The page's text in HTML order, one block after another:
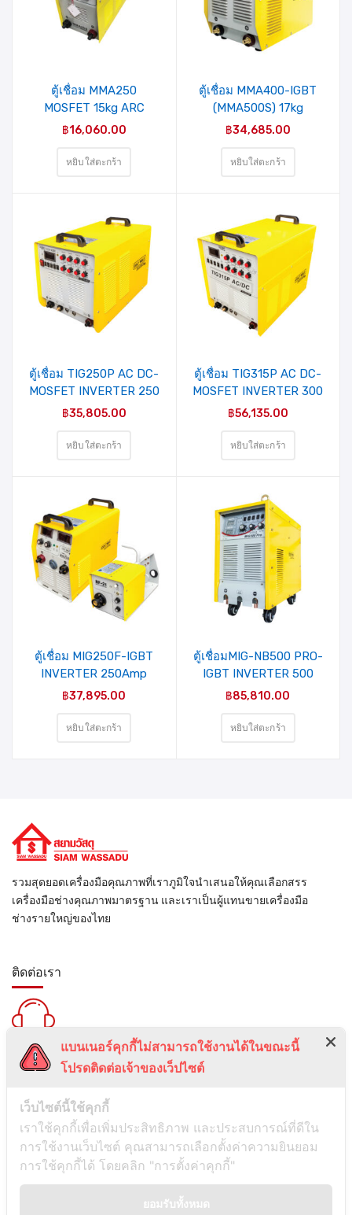
ตู้เชื่อม MMA250
MOSFET 15kg ARC
Welding Inverter 230
(COLT WELD
฿16,060.00
หยิบใส่ตะกร้า
ตู้เชื่อม MMA400-IGBT
(MMA500S) 17kg
INVERTER ARC
Amp (3phase/380V)
฿34,685.00
หยิบใส่ตะกร้า
ตู้เชื่อม TIG250P AC DC-
MOSFET INVERTER 250
Amp (COLT WELD
฿35,805.00
หยิบใส่ตะกร้า
ตู้เชื่อม TIG315P AC DC-
MOSFET INVERTER 300
Amp (COLT WELD
฿56,135.00
หยิบใส่ตะกร้า
ตู้เชื่อม MIG250F-IGBT
INVERTER 250Amp
(COLT WELD
฿37,895.00
หยิบใส่ตะกร้า
ตู้เชื่อมMIG-NB500 PRO-
IGBT INVERTER 500
Amp(COLT WELD
฿85,810.00
หยิบใส่ตะกร้า
รวมสุดยอดเครื่องมือคุณภาพที่เราภูมิใจนำเสนอให้คุณเลือกสรร
เครื่องมือช่างคุณภาพมาตรฐาน และเราเป็นผู้แทนขายเครื่องมือ
ช่างรายใหญ่ของไทย
ติดต่อเรา
สายด่วน :
099-5095739
เลขที่ 1 ซอยลาดพร้าว 24 แขวงจอมพล เขตจตุจักร กรุงเทพมหานคร
10900
ช่องทางการติดต่อ
แบนเนอร์คุกกี้ไม่สามารถใช้งานได้ในขณะนี้
โปรดติดต่อเจ้าของเว็ปไซต์
เว็บไซต์นี้ใช้คุกกี้
เราใช้คุกกี้เพื่อเพิ่มประสิทธิภาพ และประสบการณ์ที่ดีใน
การใช้งานเว็บไซต์ คุณสามารถเลือกตั้งค่าความยินยอม
การใช้คุกกี้ได้ โดยคลิก "การตั้งค่าคุกกี้"
ยอมรับทั้งหมด